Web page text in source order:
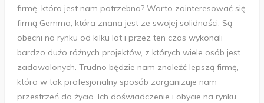
firmę, która jest nam potrzebna? Warto zainteresować się
firmą Gemma, która znana jest ze swojej solidności. Są
obecni na rynku od kilku lat i przez ten czas wykonali
bardzo dużo różnych projektów, z których wiele osób jest
zadowolonych. Trudno będzie nam znaleźć lepszą firmę,
która w tak profesjonalny sposób zorganizuje nam
przestrzeń do życia. Ich doświadczenie i obycie na rynku